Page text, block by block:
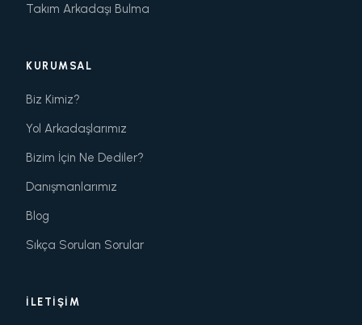
Takım Arkadaşı Bulma
KURUMSAL
Biz Kimiz?
Yol Arkadaşlarımız
Bizim İçin Ne Dediler?
Danışmanlarımız
Blog
Sıkça Sorulan Sorular
İLETIŞIM